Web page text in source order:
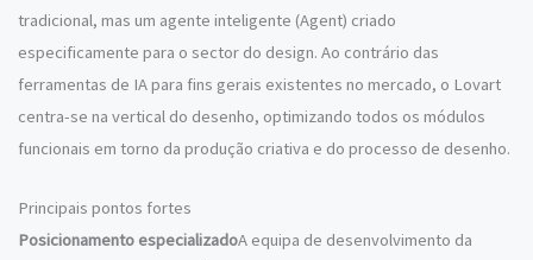
tradicional, mas um agente inteligente (Agent) criado
especificamente para o sector do design. Ao contrário das
ferramentas de IA para fins gerais existentes no mercado, o Lovart
centra-se na vertical do desenho, optimizando todos os módulos
funcionais em torno da produção criativa e do processo de desenho.
Principais pontos fortes
Posicionamento especializadoA equipa de desenvolvimento da